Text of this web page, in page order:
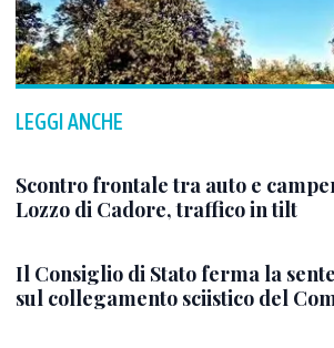
LEGGI ANCHE
Scontro frontale tra auto e
Lozzo di Cadore, traffico in tilt
Il Consiglio di Stato ferma la
sul collegamento sciistico del